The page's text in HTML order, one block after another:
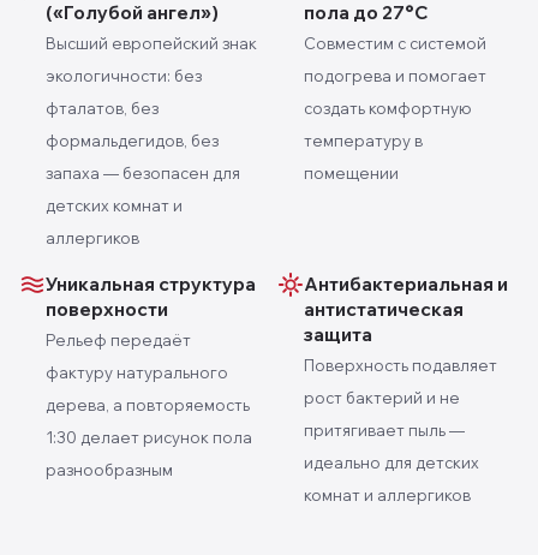
(«Голубой ангел»)
Высший европейский знак
экологичности: без
фталатов, без
формальдегидов, без
запаха — безопасен для
детских комнат и
аллергиков
пола до 27°C
Совместим с системой
подогрева и помогает
создать комфортную
температуру в
помещении
Уникальная структура
поверхности
Рельеф передаёт
фактуру натурального
дерева, а повторяемость
1:30 делает рисунок пола
разнообразным
Антибактериальная и
антистатическая
защита
Поверхность подавляет
рост бактерий и не
притягивает пыль —
идеально для детских
комнат и аллергиков